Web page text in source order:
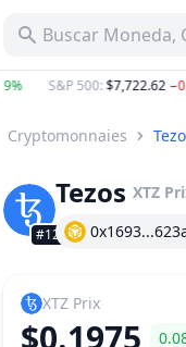
Buscar Moneda,
S&P 500:$7,722.62
Cryptomonnaies
#125
Tezos XTZ
XTZ Prix
$0.1975